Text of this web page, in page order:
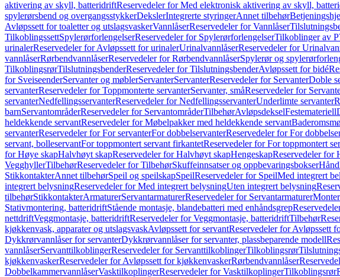
aktivering av skyll, batteridriftReservedeler for Med elektronisk aktivering av skyll,
spylerørsbend og overgangsstykkerDekslerIntegrerte styringerAnnet tilbehør
Avløpssett for toaletter og utslagsvaskerVannlåserReservedeler for Vannlåser
TilkoblingssettSpylerørforlengelserReservedeler for SpylerørforlengelserTilkoblinger av
urinalerReservedeler for Avløpssett for urinalerUrinalvannlåserReservedeler for
vannlåserRørbendvannlåserReservedeler for RørbendvannlåserSpylerør og
TilkoblingsrørTilslutningsbenderReservedeler for TilslutningsbenderAvløpssett for bidé
for SveiseenderServanter og møblerServanterServanterReservedeler for ServanterDoble
servanterReservedeler for Toppmonterte servanterServanter, småReservedeler for
servanterNedfellingsservanterReservedeler for NedfellingsservanterUnderlimte servanter
barnServantområderReservedeler for ServantområderTilbehørAvløpsdekselFestemateriell
heldekkende servantReservedeler for Møbelpakker med heldekkende servant
servanterReservedeler for For servanterFor dobbelservanterReservedeler for For
servant, bolleservantFor toppmontert servant firkantetReservedeler for For toppmontert
for Høye skapHalvhøyt skapReservedeler for Halvhøyt skapHengeskapReservedeler for
VegghyllerTilbehørReservedeler for TilbehørSkuffeinnsatser og oppbevaringsbokser
StikkontakterAnnet tilbehørSpeil og speilskapSpeilReservedeler for SpeilMed integrert
integrert belysningReservedeler for Med integrert belysningUten integrert belysning
tilbehørStikkontakterArmaturerServantarmaturerReservedeler for Servantarmaturer
Stativmontering, batteridriftStående montasje, blandebatteri med enhåndsgrep
nettdriftVeggmontasje, batteridriftReservedeler for Veggmontasje, batteridriftTilbehør
kjøkkenvask, apparater og utslagsvaskAvløpssett for servantReservedeler for Avløpssett
Dykkrørvannlåser for servanterDykkrørvannlåser for servanter, plassbeparende modell
vannlåserServanttilkoblingerReservedeler for ServanttilkoblingerTilkoblingsrør
kjøkkenvaskerReservedeler for Avløpssett for kjøkkenvaskerRørbendvannlåser
DobbelkammervannlåserVasktilkoplingerReservedeler for VasktilkoplingerTilkoblingsrør